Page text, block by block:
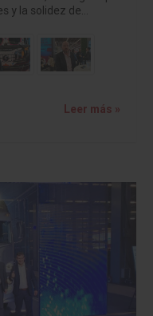
y la solidez de…
Leer más »